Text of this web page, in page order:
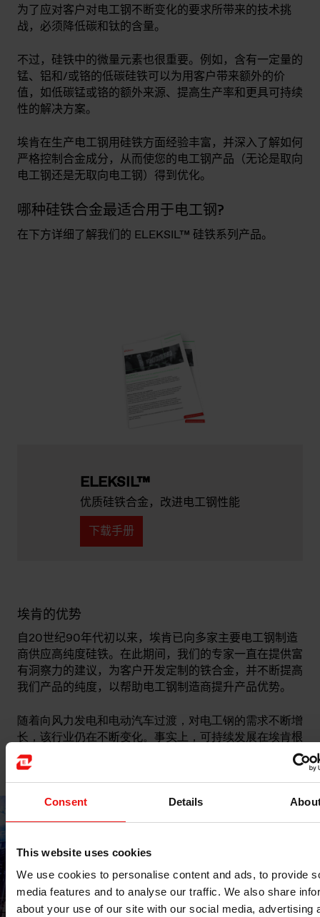
Consent Details
This website uses cookies
We use cookies to personalise content and ads, to provide
media features and to analyse our traffic. We also share
about your use of our site with our social media, advertising
为了应对客户对电工钢不断变化的要求所带来的技术挑
战，必须降低碳和钛的含量。
不过，硅铁中的微量元素也很重要。例如，含有一定量的
锰、铝和/或铬的低碳硅铁可以为用客户带来额外的价
值，如低碳锰或铬的额外来源、提高生产率和更具可持续
性的解决方案。
埃肯在生产电工钢用硅铁方面经验丰富，并深入了解如何
严格控制合金成分，从而使您的电工钢产品（无论是取向
电工钢还是无取向电工钢）得到优化。
哪种硅铁合金最适合用于电工钢?
在下方详细了解我们的 ELEKSIL™ 硅铁系列产品。
ELEKSIL™
优质硅铁合金，改进电工钢性能
下载手册
埃肯的优势
自20世纪90年代初以来，埃肯已向多家主要电工钢制造
商供应高纯度硅铁。在此期间，我们的专家一直在提供富
有洞察力的建议，为客户开发定制的铁合金，并不断提高
我们产品的纯度，以帮助电工钢制造商提升产品优势。
随着向风力发电和电动汽车过渡，对电工钢的需求不断增
长，该行业仍在不断变化。事实上，可持续发展在埃肯根
深蒂固，我们挪威工厂是唯一一家100% 使用水电驱动工
厂的硅铁制造商，对此我们深感自豪。